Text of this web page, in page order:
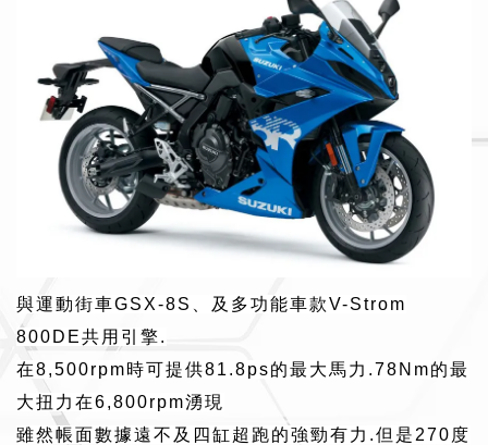
與運動街車GSX-8S、及多功能車款V-Strom
800DE共用引擎.
在8,500rpm時可提供81.8ps的最大馬力.78Nm的最
大扭力在6,800rpm湧現
雖然帳面數據遠不及四缸超跑的強勁有力.但是270度